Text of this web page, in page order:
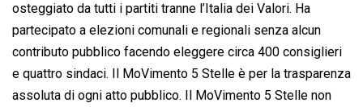
osteggiato da tutti i partiti tranne l’Italia dei Valori. Ha
partecipato a elezioni comunali e regionali senza alcun
contributo pubblico facendo eleggere circa 400 consiglieri
e quattro sindaci. Il MoVimento 5 Stelle è per la trasparenza
assoluta di ogni atto pubblico. Il MoVimento 5 Stelle non